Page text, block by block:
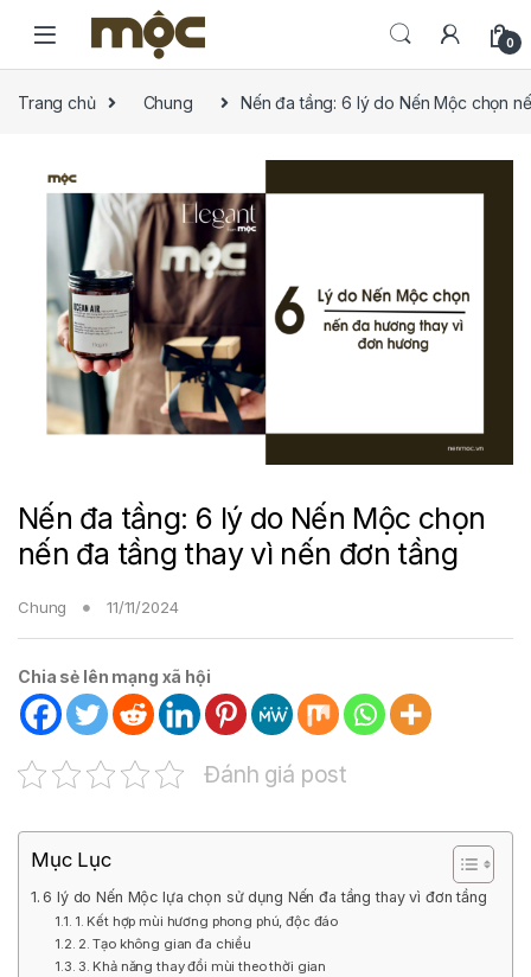
Skip to navigation
Skip to content
0
Trang chủ Chung Nến đa tầng: 6 lý do Nến Mộc chọn
Nến đa tầng: 6 lý do Nến Mộc chọn
nến đa tầng thay vì nến đơn tầng
Chung 11/11/2024
Chia sẻ lên mạng xã hội
Đánh giá post
Mục Lục
6 lý do Nến Mộc lựa chọn sử dụng Nến đa tầng thay vì đơn tầng
1. Kết hợp mùi hương phong phú, độc đáo
2. Tạo không gian đa chiều
3. Khả năng thay đổi mùi theo thời gian